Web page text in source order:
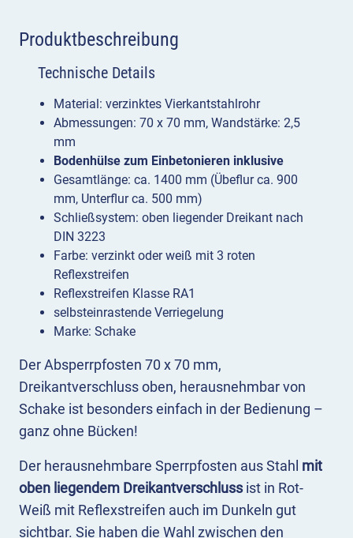
Produktbeschreibung
Der Absperrpfosten 70 x 70 mm,
Dreikantverschluss oben, herausnehmbar von
Schake ist besonders einfach in der Bedienung –
ganz ohne Bücken!
Der herausnehmbare Sperrpfosten aus Stahl mit
oben liegendem Dreikantverschluss ist in Rot-
Weiß mit Reflexstreifen auch im Dunkeln gut
sichtbar. Sie haben die Wahl zwischen den
Technische Details
Material: verzinktes Vierkantstahlrohr
Abmessungen: 70 x 70 mm, Wandstärke: 2,5
mm
Bodenhülse zum Einbetonieren inklusive
Gesamtlänge: ca. 1400 mm (Übeflur ca. 900
mm, Unterflur ca. 500 mm)
Schließsystem: oben liegender Dreikant nach
DIN 3223
Farbe: verzinkt oder weiß mit 3 roten
Reflexstreifen
Reflexstreifen Klasse RA1
selbsteinrastende Verriegelung
Marke: Schake